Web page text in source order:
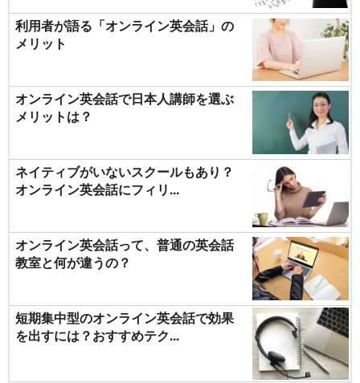
利用者が語る「オンライン英会話」の
メリット
オンライン英会話で日本人講師を選ぶ
メリットは？
ネイティブがいないスクールもあり？
オンライン英会話にフィリ...
オンライン英会話って、普通の英会話
教室と何が違うの？
短期集中型のオンライン英会話で効果
を出すには？おすすめテク...